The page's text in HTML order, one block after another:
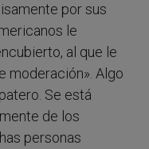
por sus
le
al que le
moderación». Algo
Se está
de los
personas